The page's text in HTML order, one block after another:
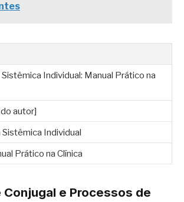
Sistêmica Individual: Manual Prático na
autor]
Sistêmica Individual
Prático na Clínica
e Processos de